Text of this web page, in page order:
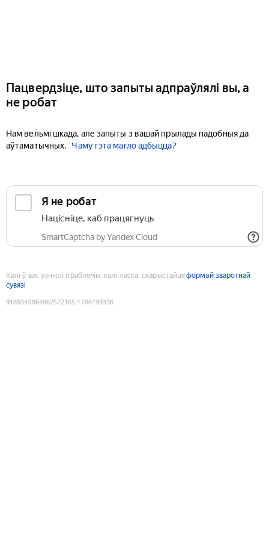
Пацвердзіце, што запыты адпраўлялі вы, а
не робат
Нам вельмі шкада, але запыты з вашай прылады падобныя да
аўтаматычных.
Чаму гэта магло адбыцца?
Я не робат
Націсніце, каб працягнуць
SmartCaptcha by Yandex Cloud
Калі ў вас узніклі праблемы, калі ласка, скарыстайцеформай зваротнай
сувязі
9189343864862572165:1786199336